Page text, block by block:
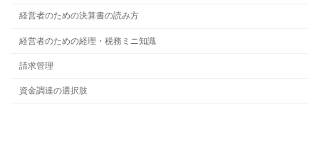
経営者のための決算書の読み方
経営者のための経理・税務ミニ知識
請求管理
資金調達の選択肢